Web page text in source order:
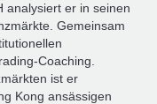
analysiert er in seinen
Gemeinsam
Coaching.
ist er
Kong ansässigen